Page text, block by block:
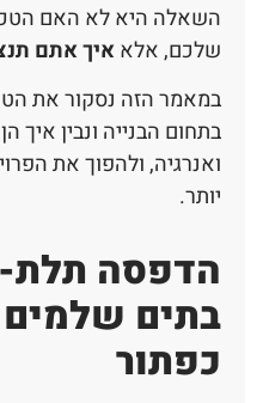
השאלה היא לא האם
שלכם, אלאאיך אתם
במאמר הזה נסקור את
בתחום הבנייה ונבין איך
ואנרגיה, ולהפוך את
יותר.
הדפסה
בתים
כפתור